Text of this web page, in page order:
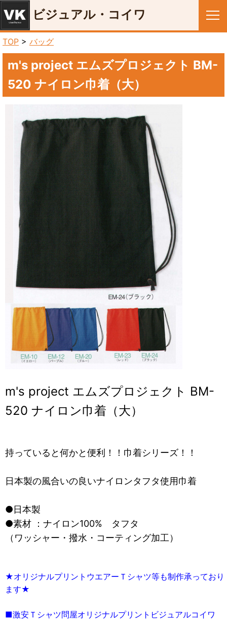
ビジュアル・コイワ
TOP > バッグ
m's project エムズプロジェクト BM-
520 ナイロン巾着（大）
m's project エムズプロジェクト BM-
520 ナイロン巾着（大）
持っていると何かと便利！！巾着シリーズ！！
日本製の風合いの良いナイロンタフタ使用巾着
●日本製
●素材 ：ナイロン100% タフタ
（ワッシャー・撥水・コーティング加工）
★オリジナルプリントウエアーＴシャツ等も制作承っており
ます★
■激安Ｔシャツ問屋オリジナルプリントビジュアルコイワ